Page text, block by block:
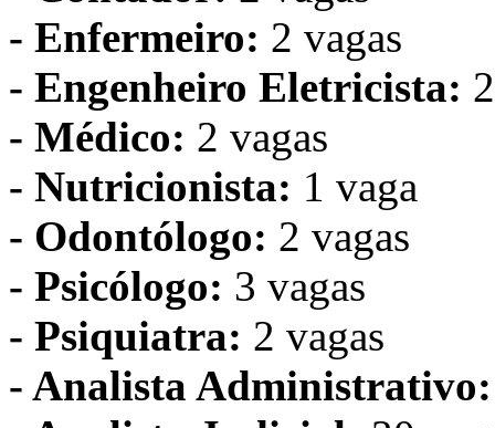
- Enfermeiro: 2 vagas
- Engenheiro Eletricista:
- Médico: 2 vagas
- Nutricionista: 1 vaga
- Odontólogo: 2 vagas
- Psicólogo: 3 vagas
- Psiquiatra: 2 vagas
- Analista Administrativo: